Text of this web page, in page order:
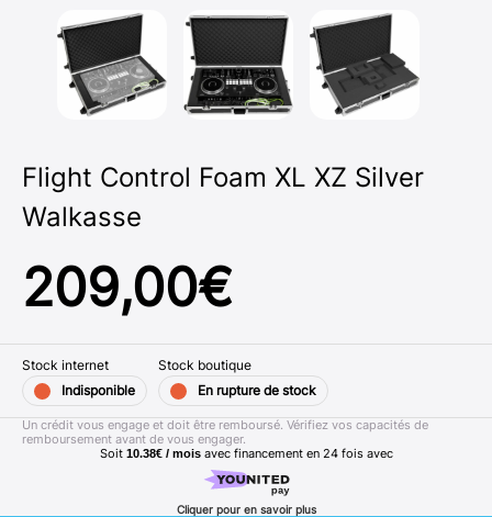
Flight Control Foam XL XZ Silver
Walkasse
209,00€
Soit 10.38€ / mois avec financement en 24 fois avec
Cliquer pour en savoir plus
Un crédit vous engage et doit être remboursé. Vérifiez vos capacités de
remboursement avant de vous engager.
Stock internet
Indisponible
Stock boutique
En rupture de stock